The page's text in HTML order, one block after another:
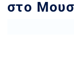
στο